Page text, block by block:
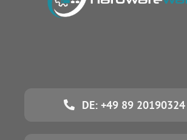
DE: +49 89 20190324